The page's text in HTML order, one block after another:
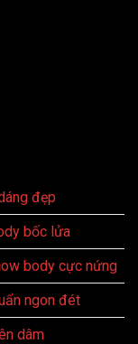
đẹp
bốc lửa
body cực nứng
ngon đét
dâm